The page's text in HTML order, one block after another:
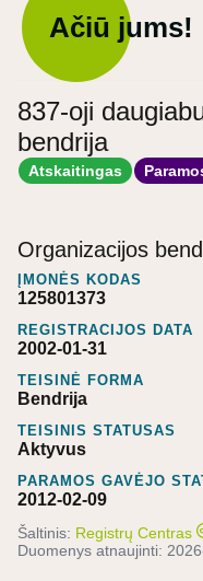
Ačiū jums!
837-oji
bendrija
Atskaitingas
Organizacijos
ĮMONĖS KODAS
125801373
REGISTRACIJOS DATA
2002-01-31
TEISINĖ FORMA
Bendrija
TEISINIS STATUSAS
Aktyvus
PARAMOS GAVĖJO
2012-02-09
Šaltinis: Registrų Centras
Duomenys atnaujinti: